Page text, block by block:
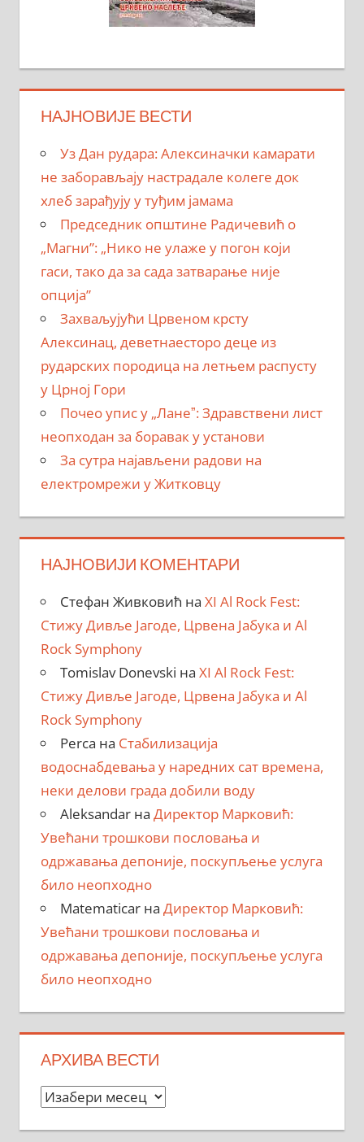
НАЈНОВИЈЕ ВЕСТИ
Уз Дан рудара: Алексиначки камарати
не заборављају настрадале колеге док
хлеб зарађују у туђим јамама
Председник општине Радичевић о
„Магни”: „Нико не улаже у погон који
гаси, тако да за сада затварање није
опција”
Захваљујући Црвеном крсту
Алексинац, деветнаесторо деце из
рударских породица на летњем распусту
у Црној Гори
Почео упис у „Ланеˮ: Здравствени лист
неопходан за боравак у установи
За сутра најављени радови на
електромрежи у Житковцу
НАЈНОВИЈИ КОМЕНТАРИ
Стефан Живковић на XI Al Rock Fest:
Стижу Дивље Јагоде, Црвена Јабука и Al
Rock Symphony
Tomislav Donevski на XI Al Rock Fest:
Стижу Дивље Јагоде, Црвена Јабука и Al
Rock Symphony
Perca на Стабилизација
водоснабдевања у наредних сат времена,
неки делови града добили воду
Aleksandarна Директор Марковић:
Увећани трошкови пословања и
одржавања депоније, поскупљење услуга
било неопходно
Matematicarна Директор Марковић:
Увећани трошкови пословања и
одржавања депоније, поскупљење услуга
било неопходно
АРХИВА ВЕСТИ
Архива